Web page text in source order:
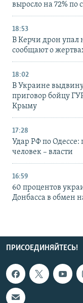
выросло на 72%
18:53
В Керчи дрон упал
сообщают о
18:02
В Украине
приговор бойцу
Крыму
17:28
Удар РФ по Одессе:
человек – власти
16:59
60 процентов
Донбасса в обмен
ПРИСОЕДИНЯЙТЕСЬ!